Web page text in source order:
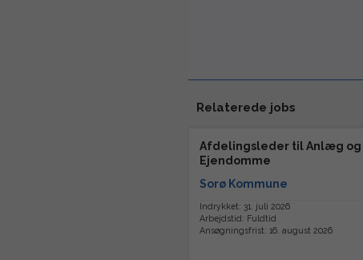
Relaterede jobs
Afdelingsleder til Anlæg og
Ejendomme
Sorø Kommune
Indrykket: 31. juli 2026
Arbejdstid: Fuldtid
Ansøgningsfrist: 16. august 2026